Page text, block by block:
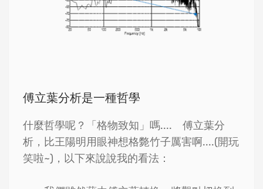
傅立葉分析是一種哲學
什麼哲學呢？「格物致知」嗎.... 傅立葉分
析，比王陽明用眼神想格斃竹子厲害啊....(開玩
笑啦~)，以下來說說我的看法：